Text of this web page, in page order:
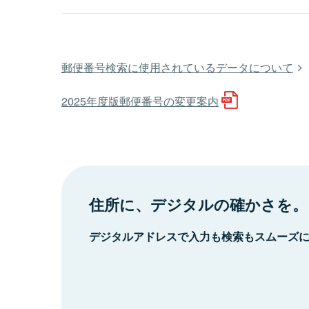
郵便番号検索に使用されているデータについて
2025年度版郵便番号の変更案内
住所に、デジタルの確かさを。
デジタルアドレスで入力も検索もスムーズ